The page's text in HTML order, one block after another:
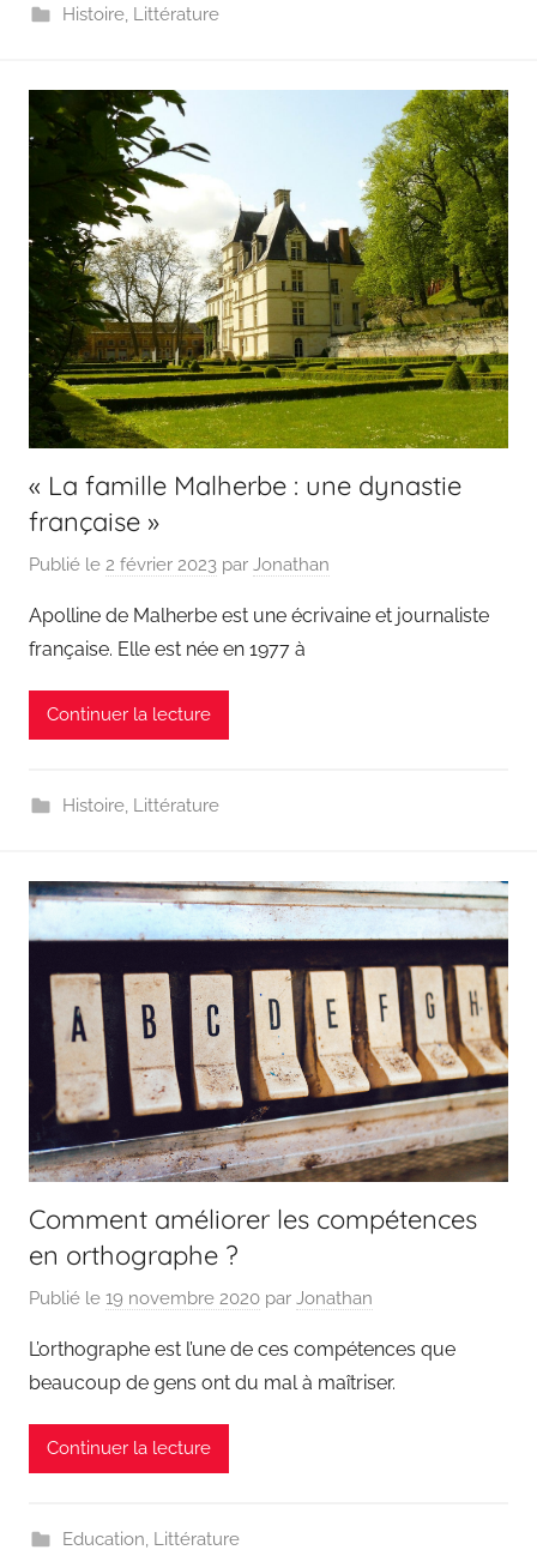
Histoire, Littérature
« La famille Malherbe : une dynastie
française »
Publié le 2 février 2023 par Jonathan
Apolline de Malherbe est une écrivaine et journaliste
française. Elle est née en 1977 à
Continuer la lecture
Histoire, Littérature
Comment améliorer les compétences
en orthographe ?
Publié le 19 novembre 2020 par Jonathan
L’orthographe est l’une de ces compétences que
beaucoup de gens ont du mal à maîtriser.
Continuer la lecture
Education, Littérature